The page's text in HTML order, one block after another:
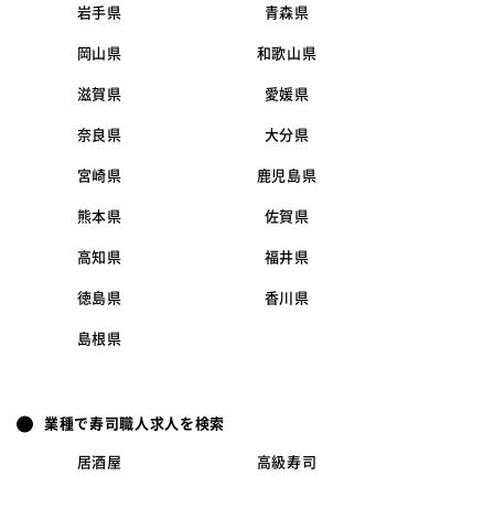
岩手県 青森県
岡山県 和歌山県
滋賀県 愛媛県
奈良県 大分県
宮崎県 鹿児島県
熊本県 佐賀県
高知県 福井県
徳島県 香川県
島根県
業種で寿司職人求人を検索
居酒屋 高級寿司